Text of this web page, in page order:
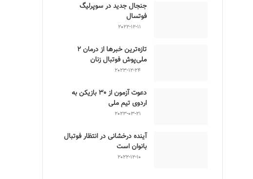
جنجال جدید در سوپرلیگ
فوتسال
2022-12-11
تازه‌ترین خبرها از درمان ۲
ملی‌پوش فوتبال زنان
2023-12-24
دعوت آزمون از 30 بازیکن به
اردوی تیم ملی
2023-03-21
آینده درخشانی در انتظار فوتبال
بانوان است
2022-12-10